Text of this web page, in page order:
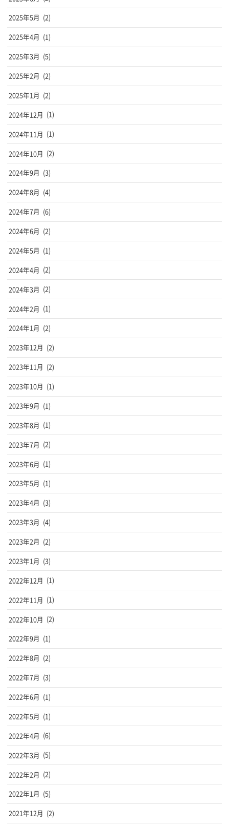
2025年5月 (2)
2025年4月 (1)
2025年3月 (5)
2025年2月 (2)
2025年1月 (2)
2024年12月 (1)
2024年11月 (1)
2024年10月 (2)
2024年9月 (3)
2024年8月 (4)
2024年7月 (6)
2024年6月 (2)
2024年5月 (1)
2024年4月 (2)
2024年3月 (2)
2024年2月 (1)
2024年1月 (2)
2023年12月 (2)
2023年11月 (2)
2023年10月 (1)
2023年9月 (1)
2023年8月 (1)
2023年7月 (2)
2023年6月 (1)
2023年5月 (1)
2023年4月 (3)
2023年3月 (4)
2023年2月 (2)
2023年1月 (3)
2022年12月 (1)
2022年11月 (1)
2022年10月 (2)
2022年9月 (1)
2022年8月 (2)
2022年7月 (3)
2022年6月 (1)
2022年5月 (1)
2022年4月 (6)
2022年3月 (5)
2022年2月 (2)
2022年1月 (5)
2021年12月 (2)